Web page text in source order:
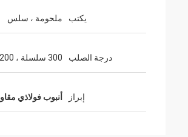
يكتب ملحومة ، سلس
درجة الصلب 300 سلسلة ، 200 سلسلة
إبراز أنبوب فولاذي